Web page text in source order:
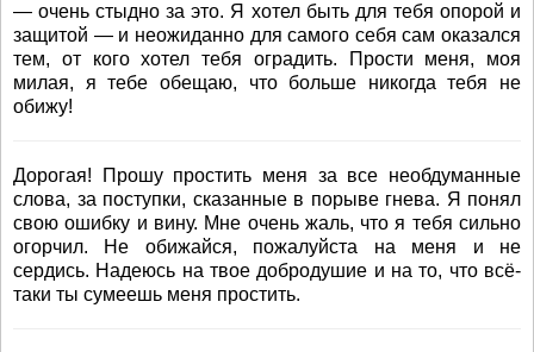
— очень стыдно за это. Я хотел быть для тебя опорой и
защитой — и неожиданно для самого себя сам оказался
тем, от кого хотел тебя оградить. Прости меня, моя
милая, я тебе обещаю, что больше никогда тебя не
обижу!
Дорогая! Прошу простить меня за все необдуманные
слова, за поступки, сказанные в порыве гнева. Я понял
свою ошибку и вину. Мне очень жаль, что я тебя сильно
огорчил. Не обижайся, пожалуйста на меня и не
сердись. Надеюсь на твое добродушие и на то, что всё-
таки ты сумеешь меня простить.